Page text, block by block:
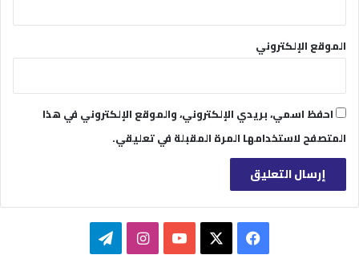
الموقع الإلكتروني
احفظ اسمي، بريدي الإلكتروني، والموقع الإلكتروني في هذا
المتصفح لاستخدامها المرة المقبلة في تعليقي.
فيسبوك ‫YouTubeانستقرامتيلقرام